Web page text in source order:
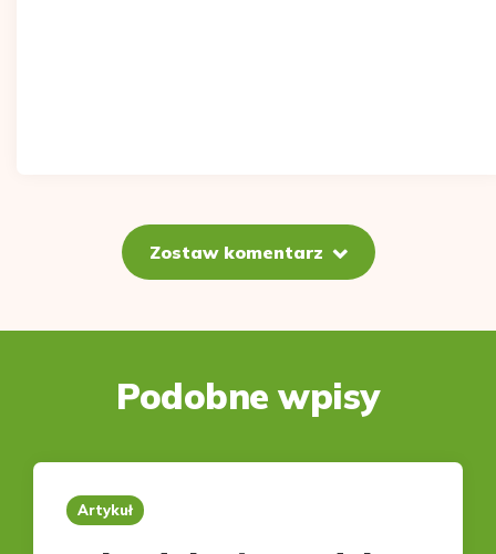
Zostaw komentarz
Podobne wpisy
Artykuł